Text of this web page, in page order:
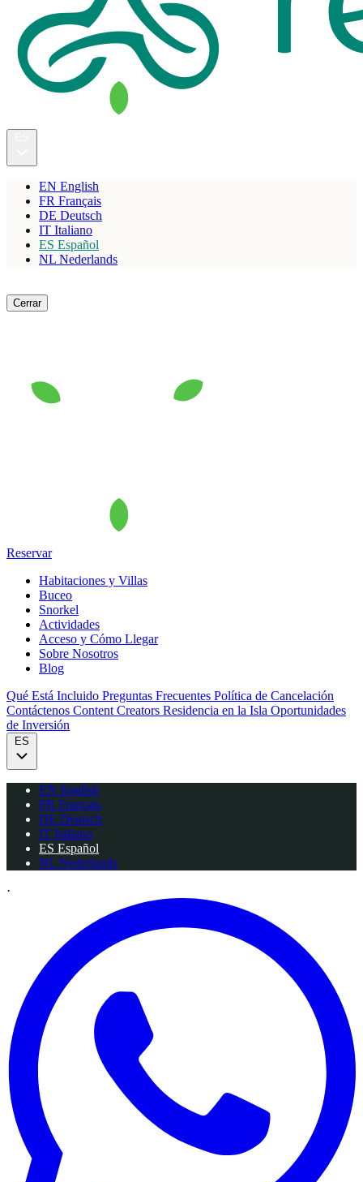
EN English
FR Français
DE Deutsch
IT Italiano
ES Español
NL Nederlands
Cerrar
Reservar
Habitaciones y Villas
Buceo
Snorkel
Actividades
Acceso y Cómo Llegar
Sobre Nosotros
Blog
Qué Está Incluido Preguntas Frecuentes Política de Cancelación
Contáctenos Content Creators Residencia en la Isla Oportunidades
de Inversión
ES
EN English
FR Français
DE Deutsch
IT Italiano
ES Español
NL Nederlands
·